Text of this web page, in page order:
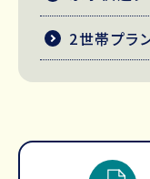
2世帯プラ